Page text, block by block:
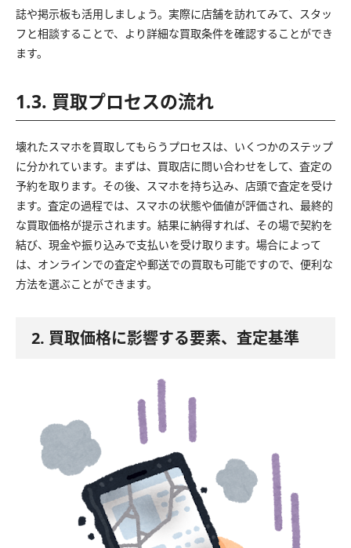
誌や掲示板も活用しましょう。実際に店舗を訪れてみて、スタッ
フと相談することで、より詳細な買取条件を確認することができ
ます。
1.3. 買取プロセスの流れ
壊れたスマホを買取してもらうプロセスは、いくつかのステップ
に分かれています。まずは、買取店に問い合わせをして、査定の
予約を取ります。その後、スマホを持ち込み、店頭で査定を受け
ます。査定の過程では、スマホの状態や価値が評価され、最終的
な買取価格が提示されます。結果に納得すれば、その場で契約を
結び、現金や振り込みで支払いを受け取ります。場合によって
は、オンラインでの査定や郵送での買取も可能ですので、便利な
方法を選ぶことができます。
2. 買取価格に影響する要素、査定基準